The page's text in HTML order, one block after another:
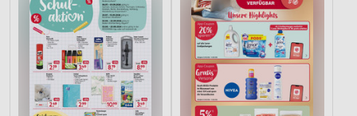
Funktional
Werbung